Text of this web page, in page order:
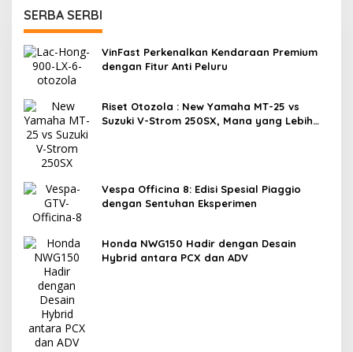
SERBA SERBI
VinFast Perkenalkan Kendaraan Premium
dengan Fitur Anti Peluru
Riset Otozola : New Yamaha MT-25 vs
Suzuki V-Strom 250SX, Mana yang Lebih
Vespa Officina 8: Edisi Spesial Piaggio
dengan Sentuhan Eksperimen
Honda NWG150 Hadir dengan Desain
Hybrid antara PCX dan ADV